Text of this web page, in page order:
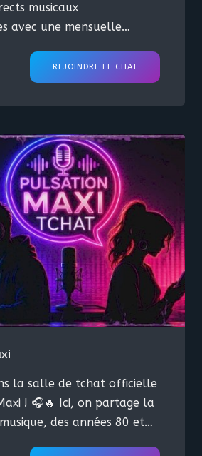
musicaux
avec une mensuelle
REJOINDRE LE CHAT
la salle de tchat officielle
on partage la
des années 80 et